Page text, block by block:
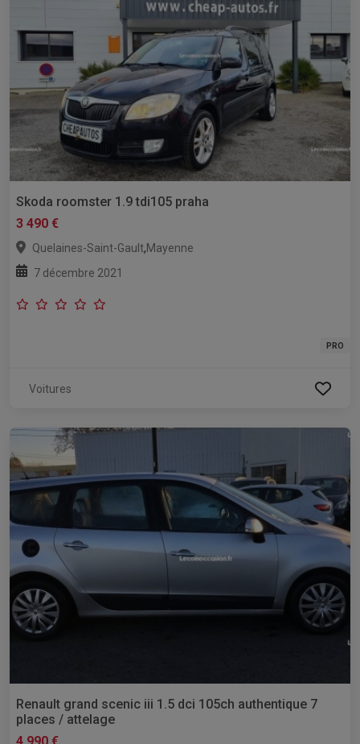
Skoda roomster 1.9 tdi105 praha
3 490 €
Quelaines-Saint-Gault,Mayenne
7 décembre 2021
PRO
Voitures
Renault grand scenic iii 1.5 dci 105ch authentique 7
places / attelage